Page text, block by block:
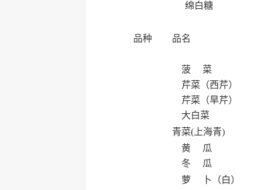
绵白糖
品种 品名
菠 菜
芹菜（西芹）
芹菜（旱芹）
大白菜
青菜(上海青)
黄 瓜
冬 瓜
萝 卜（白）